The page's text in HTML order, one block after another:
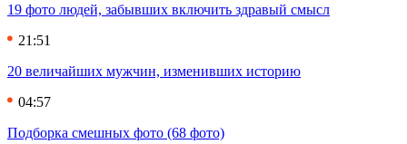
19 фото людей, забывших включить здравый смысл
21:51
20 величайших мужчин, изменивших историю
04:57
Подборка смешных фото (68 фото)